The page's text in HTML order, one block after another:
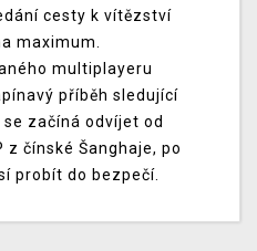
cesty k vítězství
maximum.
multiplayeru
příběh sledující
začíná odvíjet od
z čínské Šanghaje, po
probít do bezpečí.